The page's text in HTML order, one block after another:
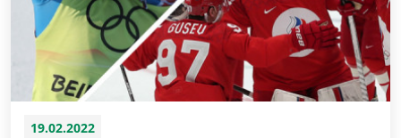
19.02.2022